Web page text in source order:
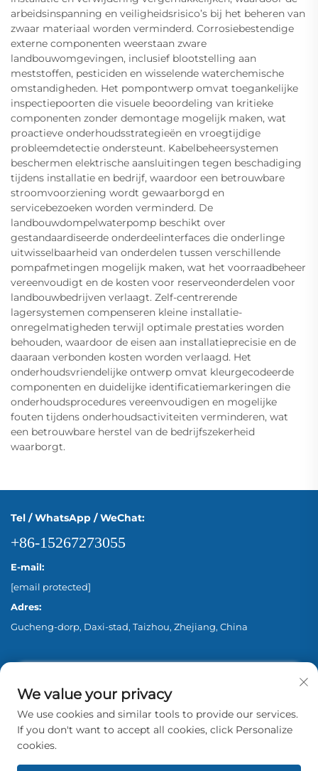
arbeidsinspanning en veiligheidsrisico’s bij het beheren van
zwaar materiaal worden verminderd. Corrosiebestendige
externe componenten weerstaan zware
landbouwomgevingen, inclusief blootstelling aan
meststoffen, pesticiden en wisselende waterchemische
omstandigheden. Het pompontwerp omvat toegankelijke
inspectiepoorten die visuele beoordeling van kritieke
componenten zonder demontage mogelijk maken, wat
proactieve onderhoudsstrategieën en vroegtijdige
probleemdetectie ondersteunt. Kabelbeheersystemen
beschermen elektrische aansluitingen tegen beschadiging
tijdens installatie en bedrijf, waardoor een betrouwbare
stroomvoorziening wordt gewaarborgd en
servicebezoeken worden verminderd. De
landbouwdompelwaterpomp beschikt over
gestandaardiseerde onderdeelinterfaces die onderlinge
uitwisselbaarheid van onderdelen tussen verschillende
pompafmetingen mogelijk maken, wat het voorraadbeheer
vereenvoudigt en de kosten voor reserveonderdelen voor
landbouwbedrijven verlaagt. Zelf-centrerende
lagersystemen compenseren kleine installatie-
onregelmatigheden terwijl optimale prestaties worden
behouden, waardoor de eisen aan installatieprecisie en de
daaraan verbonden kosten worden verlaagd. Het
onderhoudsvriendelijke ontwerp omvat kleurgecodeerde
componenten en duidelijke identificatiemarkeringen die
onderhoudsprocedures vereenvoudigen en mogelijke
fouten tijdens onderhoudsactiviteiten verminderen, wat
een betrouwbare herstel van de bedrijfszekerheid
waarborgt.
Tel / WhatsApp / WeChat:
+86-15267273055
E-mail:
[email protected]
Adres:
Gucheng-dorp, Daxi-stad, Taizhou, Zhejiang, China
Copyright © 2026 Zhejiang Aina Pump Co., Ltd.
We value your privacy
We use cookies and similar tools to provide our services.
If you don't want to accept all cookies, click Personalize
cookies.